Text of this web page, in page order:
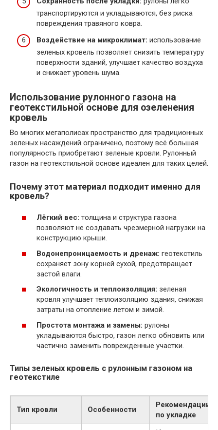
транспортируются и укладываются, без риска
повреждения травяного ковра.
Воздействие на микроклимат: использование
зеленых кровель позволяет снизить температуру
поверхности зданий, улучшает качество воздуха
и снижает уровень шума.
Использование рулонного газона на
геотекстильной основе для озеленения
кровель
Во многих мегаполисах пространство для традиционных
зеленых насаждений ограничено, поэтому всё большая
популярность приобретают зеленые кровли. Рулонный
газон на геотекстильной основе идеален для таких целей.
Почему этот материал подходит именно для
кровель?
Лёгкий вес: толщина и структура газона
позволяют не создавать чрезмерной нагрузки на
конструкцию крыши.
Водонепроницаемость и дренаж: геотекстиль
сохраняет зону корней сухой, предотвращает
застой влаги.
Экологичность и теплоизоляция: зеленая
кровля улучшает теплоизоляцию здания, снижая
затраты на отопление летом и зимой.
Простота монтажа и замены: рулоны
укладываются быстро, газон легко обновить или
частично заменить повреждённые участки.
Типы зеленых кровель с рулонным газоном на
геотекстиле
Тип кровли Особенности
Рекомендации
по укладке